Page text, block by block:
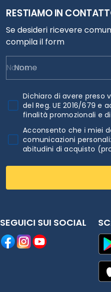
RESTIAMO IN
Se desideri ricevere
compila il form
Nome
Dichiaro di avere preso
del Reg. UE 2016/679
finalità promozionali e
Acconsento che i miei
comunicazioni
abitudini di acquisto
SEGUICI SUI SOCIAL